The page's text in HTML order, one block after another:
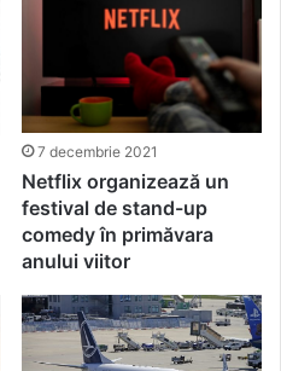
7 decembrie 2021
Netflix organizează un
festival de stand-up
comedy în primăvara
anului viitor